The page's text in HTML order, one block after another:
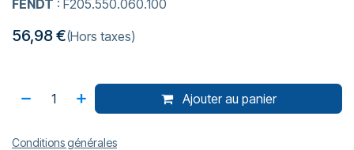
FENDT : F205.550.060.100
56,98€(Hors taxes)
Ajouter au panier
Conditions générales